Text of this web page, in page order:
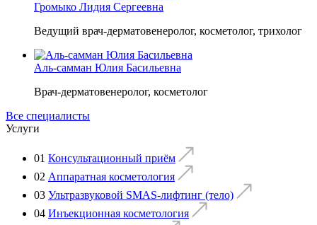
Громыко Лидия Сергеевна
Ведущий врач-дерматовенеролог, косметолог, трихолог
Аль-самман Юлия Басильевна
Врач-дерматовенеролог, косметолог
Все специалисты
Услуги
01 Консультационный приём
02 Аппаратная косметология
03 Ультразвуковой SMAS-лифтинг (тело)
04 Инъекционная косметология